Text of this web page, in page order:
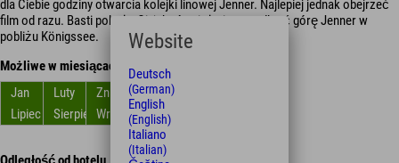
dla Ciebie godziny otwarcia kolejki linowej Jenner. Najlepiej jednak obejrzeć
film od razu. Basti pokaże Ci, jak również pieszo odkryć górę Jenner w
pobliżu Königssee.
Możliwe w miesiącach
Jan
Luty Zniszczyćkwiecień
Lipiec
Sierpień WrzesieńPaździernik
Website
Deutsch
(German)
English
(English)
Italiano
(Italian)